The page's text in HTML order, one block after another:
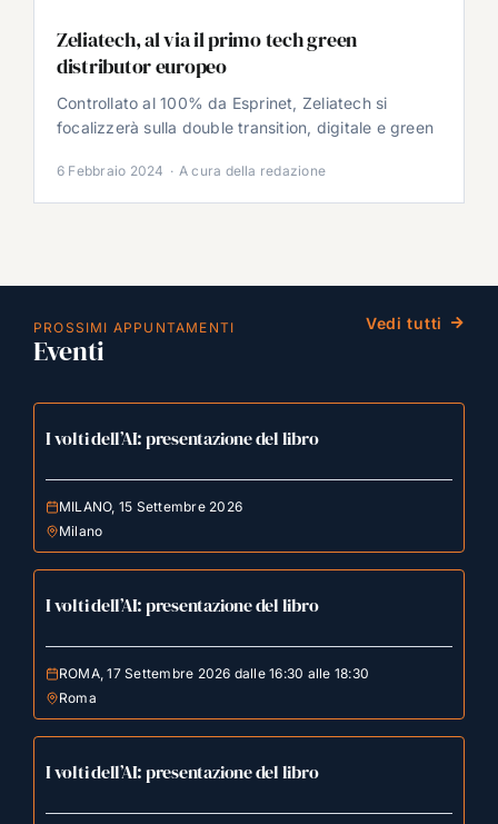
Zeliatech, al via il primo tech green
distributor europeo
Controllato al 100% da Esprinet, Zeliatech si
focalizzerà sulla double transition, digitale e green
6 Febbraio 2024 · A cura della redazione
PROSSIMI APPUNTAMENTI
Eventi
Vedi tutti
I volti dell’AI: presentazione del libro
MILANO, 15 Settembre 2026
Milano
I volti dell’AI: presentazione del libro
ROMA, 17 Settembre 2026 dalle 16:30 alle 18:30
Roma
I volti dell’AI: presentazione del libro